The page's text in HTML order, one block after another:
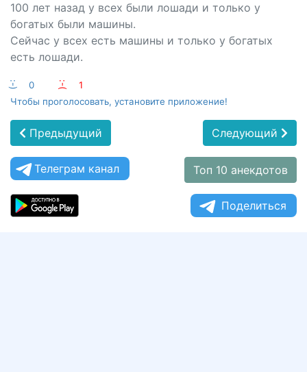
100 лет назад у всех были лошади и только у
богатых были машины.
Сейчас у всех есть машины и только у богатых
есть лошади.
:-) 0 :-(
1
Чтобы проголосовать, установите приложение!
Предыдущий Следующий
Телеграм канал Топ 10 анекдотов
Поделиться